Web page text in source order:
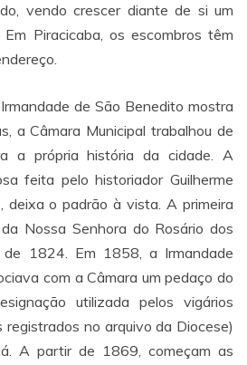
vendo crescer diante de si um
Piracicaba, os escombros têm
de São Benedito mostra
a Câmara Municipal trabalhou de
a própria história da cidade. A
feita pelo historiador Guilherme
o padrão à vista. A primeira
Nossa Senhora do Rosário dos
1824. Em 1858, a Irmandade
com a Câmara um pedaço do
utilizada pelos vigários
no arquivo da Diocese)
A partir de 1869, começam as